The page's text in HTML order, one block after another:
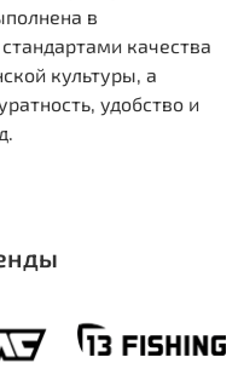
в
качества
культуры, а
удобство и